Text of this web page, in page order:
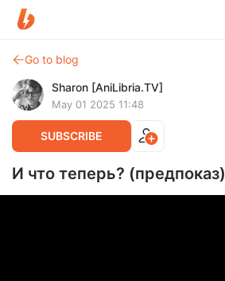
Go to blog
Sharon [AniLibria.TV]
May 01 2025 11:48
SUBSCRIBE
И что теперь? (предпоказ)